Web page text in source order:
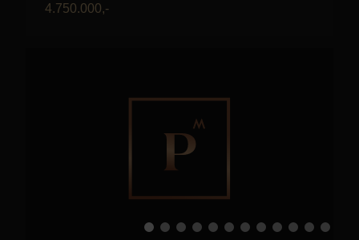
4.750.000,-